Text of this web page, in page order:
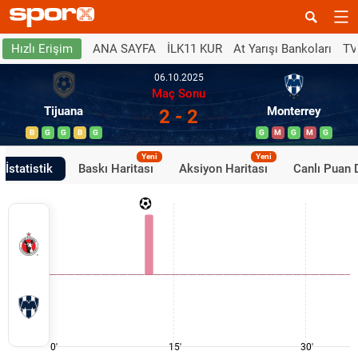
Hızlı Erişim ANA SAYFA İLK11 KUR At Yarışı Bankoları
Tijuana
B G G B G
06.10.2025
Maç Sonu
2 - 2 Monterrey
G M G M G
İstatistik Baskı Haritası
Yeni
Aksiyon Haritası
Yeni
Canlı Puan
0' 15' 30'